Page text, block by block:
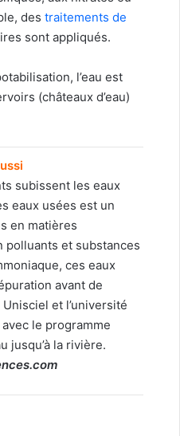
des traitements de
sont appliqués.
l’eau est
(châteaux d’eau)
subissent les eaux
eaux usées est un
en matières
polluants et substances
ces eaux
avant de
et l’université
le programme
jusqu’à la rivière.